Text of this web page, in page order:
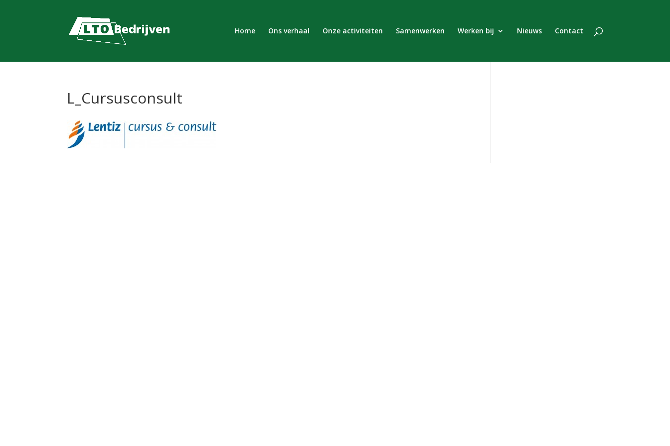
Home Ons verhaal Onze activiteiten Samenwerken Werken bij Nieuws Contact
L_Cursusconsult